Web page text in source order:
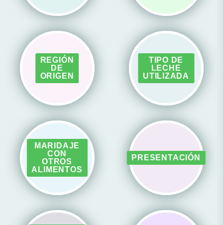
REGIÓN
DE
ORIGEN
TIPO DE
LECHE
UTILIZADA
MARIDAJE
CON
OTROS
ALIMENTOS
PRESENTACIÓN